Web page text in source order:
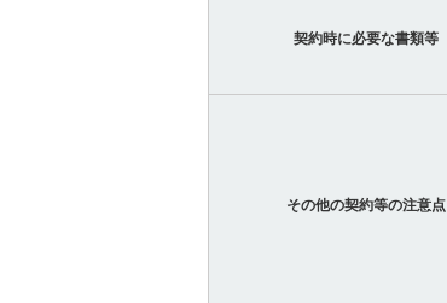
契約時に必要な書類等
その他の契約等の注意点